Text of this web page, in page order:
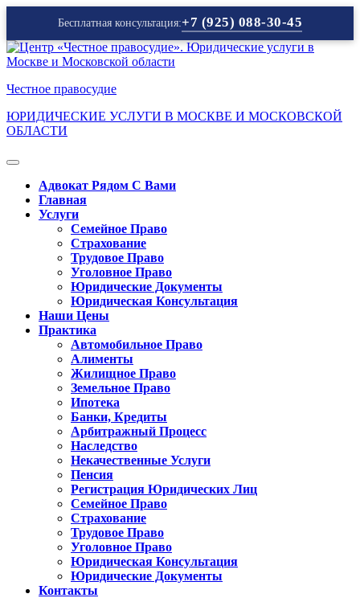
Бесплатная консультация:+7 (925) 088-30-45
Перейти
к
Честное правосудие
ЮРИДИЧЕСКИЕ УСЛУГИ В МОСКВЕ И МОСКОВСКОЙ
ОБЛАСТИ
Кнопка
ОткрытьАдвокат Рядом С Вами
Главная
Услуги
Семейное Право
Страхование
Трудовое Право
Уголовное Право
Юридические Документы
Юридическая Консультация
Наши Цены
Практика
Автомобильное Право
Алименты
Жилищное Право
Земельное Право
Ипотека
Банки, Кредиты
Арбитражный Процесс
Наследство
Некачественные Услуги
Пенсия
Регистрация Юридических Лиц
Семейное Право
Страхование
Трудовое Право
Уголовное Право
Юридическая Консультация
Юридические Документы
Контакты